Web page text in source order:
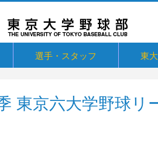
選手・スタッフ 東
東京六大学野球リ